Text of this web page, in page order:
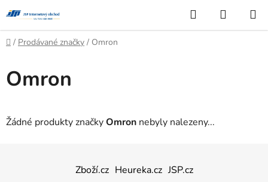
na
obsah
Hledat
KOŠÍK
Domů
/ Prodávané značky / Omron
Omron
Žádné produkty značkyOmron nebyly nalezeny...
Zboží.cz Heureka.cz JSP.cz